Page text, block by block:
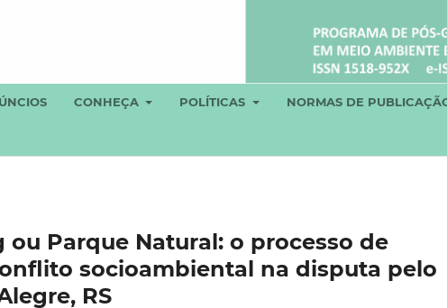
CONHEÇA POLÍTICAS NORMAS DE
Parque Natural: o processo de
socioambiental na disputa pelo
RS